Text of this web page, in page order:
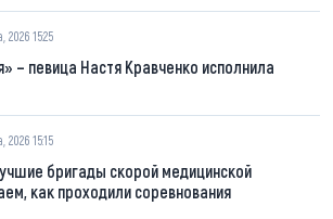
2026 15:25
– певица Настя Кравченко исполнила
2026 15:15
бригады скорой медицинской
как проходили соревнования